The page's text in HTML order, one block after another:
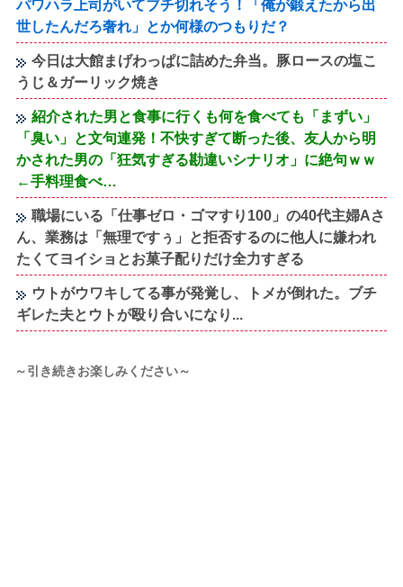
パワハラ上司がいてブチ切れそう！「俺が鍛えたから出
世したんだろ奢れ」とか何様のつもりだ？
今日は大館まげわっぱに詰めた弁当。豚ロースの塩こ
うじ＆ガーリック焼き
紹介された男と食事に行くも何を食べても「まずい」
「臭い」と文句連発！不快すぎて断った後、友人から明
かされた男の「狂気すぎる勘違いシナリオ」に絶句ｗｗ
←手料理食べ…
職場にいる「仕事ゼロ・ゴマすり100」の40代主婦Aさ
ん、業務は「無理ですぅ」と拒否するのに他人に嫌われ
たくてヨイショとお菓子配りだけ全力すぎる
ウトがウワキしてる事が発覚し、トメが倒れた。ブチ
ギレた夫とウトが殴り合いになり...
～引き続きお楽しみください～